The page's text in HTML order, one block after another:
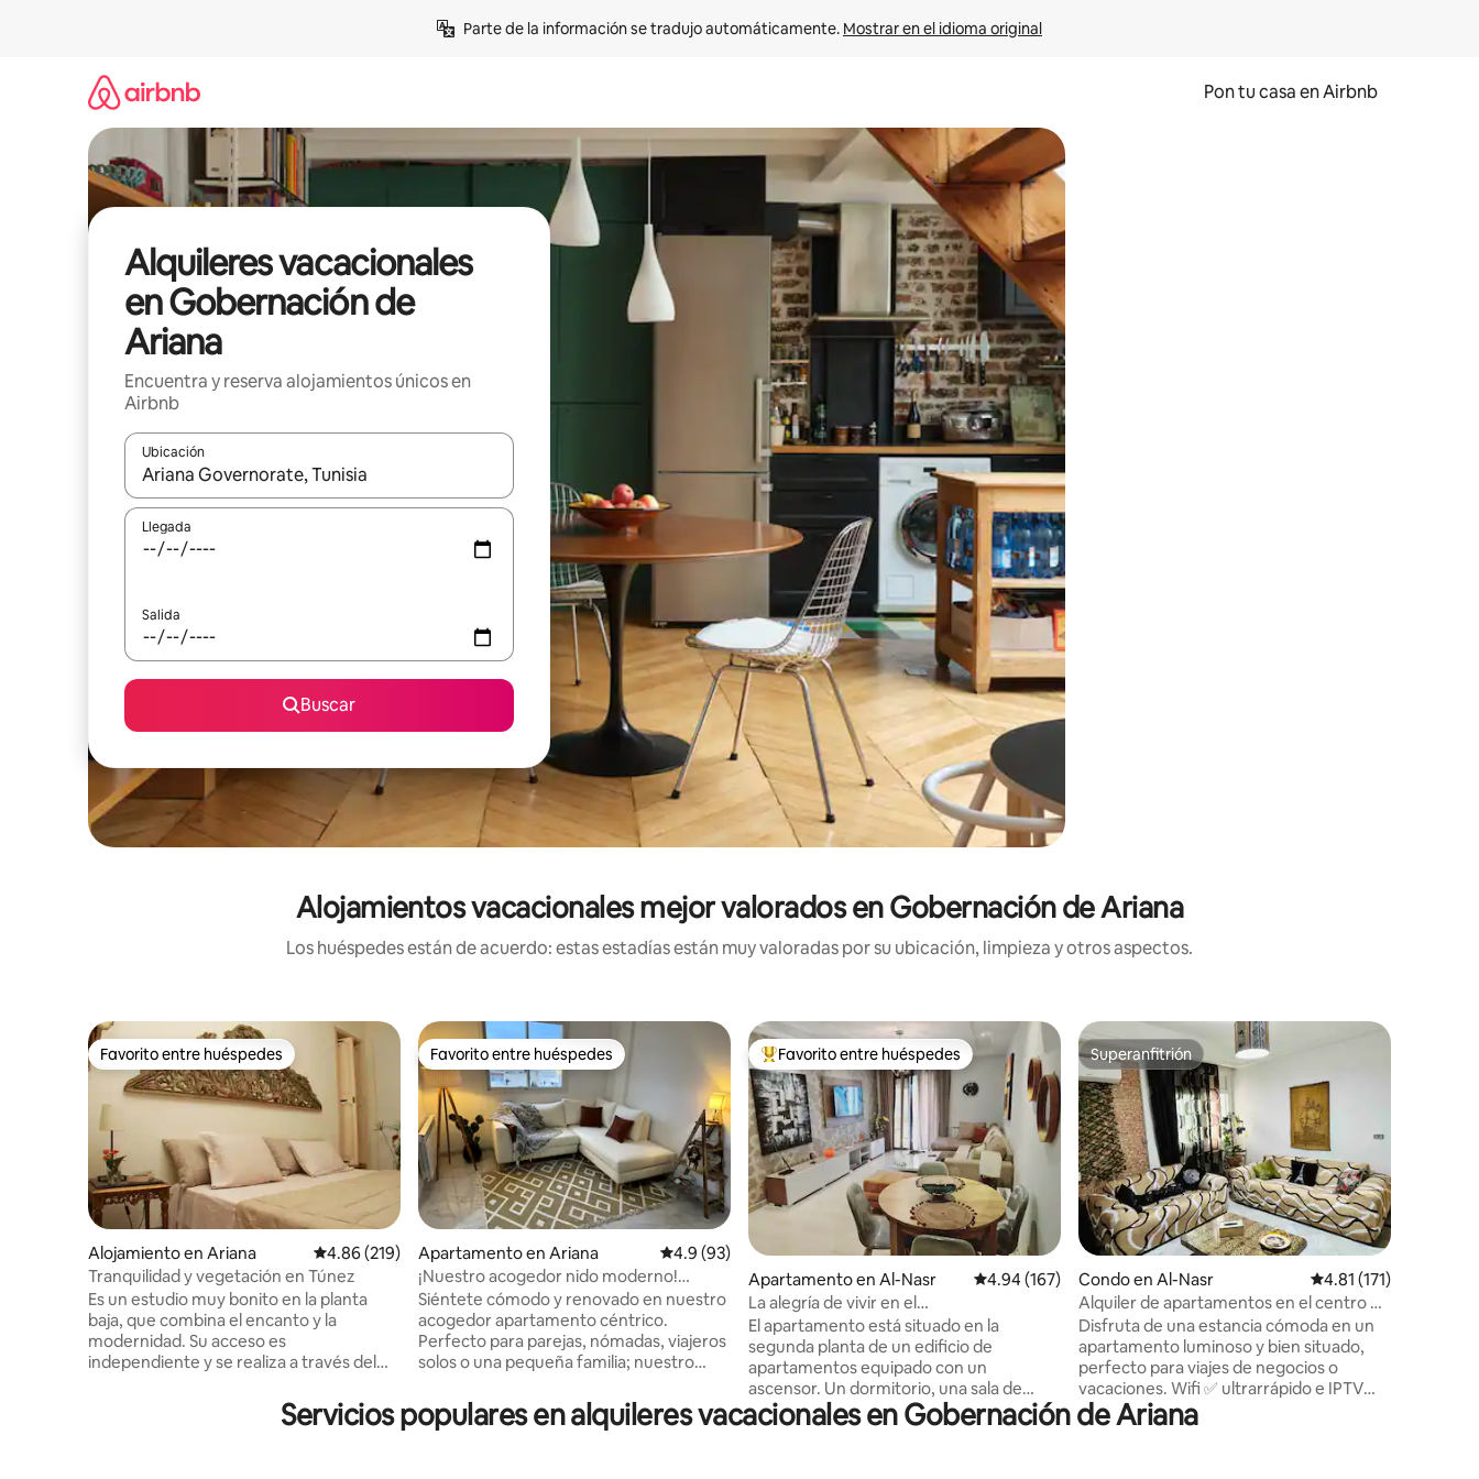
Parte de la información se tradujo automáticamente. Mostrar en el idioma original
Pon tu casa en Airbnb
Alquileres vacacionales
en Gobernación de
Ariana
Encuentra y reserva alojamientos únicos en
Airbnb
Ubicación
Cuando los resultados estén disponibles, navega con las teclas de flecha hacia arriba y hacia abajo o explora con el tacto o desliza el dedo.
Llegada
Salida
Buscar
Alojamientos vacacionales mejor valorados en Gobernación de Ariana
Los huéspedes están de acuerdo: estas estadías están muy valoradas por su ubicación, limpieza y otros aspectos.
Favorito entre huéspedes
Favorito entre huéspedes
Alojamiento en Ariana Calificación promedio: 4.86 de 5, 219 reseñas
4.86 (219)
Tranquilidad y vegetación en Túnez
Es un estudio muy bonito en la planta
baja, que combina el encanto y la
modernidad. Su acceso es
independiente y se realiza a través del
vegetación ... A pocos metros de las
tiendas y restaurantes, en la zona
Favorito entre huéspedes
Favorito entre huéspedes
Apartamento en Ariana Calificación promedio: 4.9 de 5, 93 reseñas
4.9 (93)
¡Nuestro acogedor nido moderno!
¡Nuevo!
Siéntete cómodo y renovado en nuestro
acogedor apartamento céntrico.
Perfecto para parejas, nómadas, viajeros
solos o una pequeña familia; nuestro
muebles modernos a estrenar, estilo
boho, ducha potente bien climatizada y
Favorito entre huéspedes preferido
Favorito entre huéspedes
Apartamento en Al-Nasr Calificación promedio: 4.94 de 5, 167 reseñas
4.94 (167)
La alegría de vivir en el
mejor/estacionamiento privado (Ennasr)
El apartamento está situado en la
segunda planta de un edificio de
apartamentos equipado con un
ascensor. Un dormitorio, una sala de
estar, una cocina, un baño. - Una
televisión de pantalla grande en la sala de
Superanfitrión
Superanfitrión
Condo en Al-Nasr Calificación promedio:
4.81 (171)
Alquiler de apartamentos en el centro de
Ennasr
Disfruta de una estancia cómoda en un
apartamento luminoso y bien situado,
perfecto para viajes de negocios o
vacaciones. Wifi ✅ ultrarrápido e IPTV
(ideal para trabajar a distancia o ver
vídeos en streaming) ✅ Ubicación
Servicios populares en alquileres vacacionales en Gobernación de Ariana